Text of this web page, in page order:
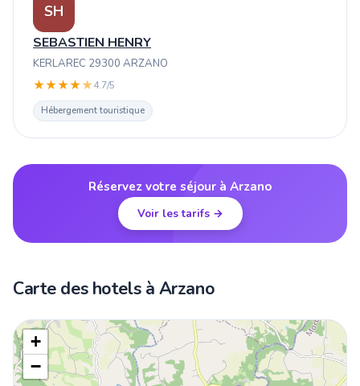
SH
SEBASTIEN HENRY
KERLAREC 29300 ARZANO
★★★★★4.7/5
Hébergement touristique
Réservez votre séjour à Arzano
Voir les tarifs →
Carte des hotels à Arzano
+
−